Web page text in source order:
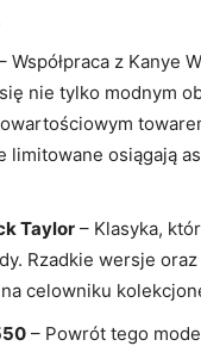
Współpraca z Kanye
nie tylko modnym
limitowane osiągają
Taylor – Klasyka,
Rzadkie wersje oraz
celowniku
– Powrót tego